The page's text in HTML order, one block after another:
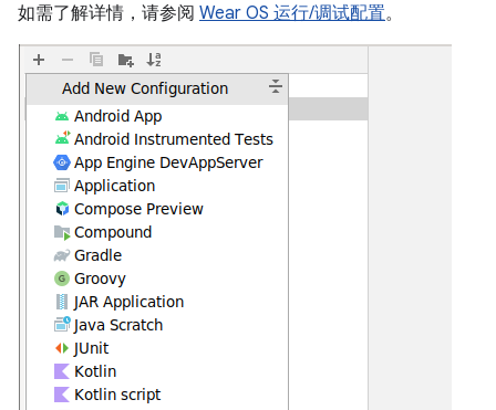
如需了解详情，请参阅 Wear OS 运行/调试配置。